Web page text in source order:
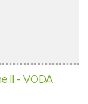
II - VODA